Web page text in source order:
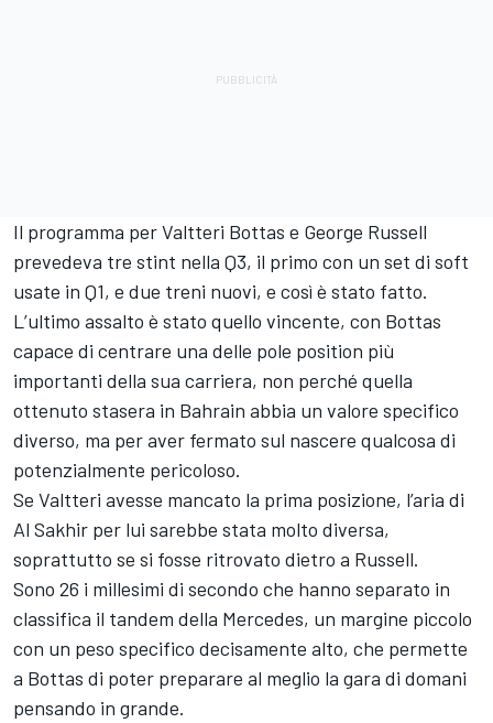
Il programma per Valtteri Bottas e George Russell
prevedeva tre stint nella Q3, il primo con un set di soft
usate in Q1, e due treni nuovi, e così è stato fatto.
L’ultimo assalto è stato quello vincente, con Bottas
capace di centrare una delle pole position più
importanti della sua carriera, non perché quella
ottenuto stasera in Bahrain abbia un valore specifico
diverso, ma per aver fermato sul nascere qualcosa di
potenzialmente pericoloso.
Se Valtteri avesse mancato la prima posizione, l’aria di
Al Sakhir per lui sarebbe stata molto diversa,
soprattutto se si fosse ritrovato dietro a Russell.
Sono 26 i millesimi di secondo che hanno separato in
classifica il tandem della Mercedes, un margine piccolo
con un peso specifico decisamente alto, che permette
a Bottas di poter preparare al meglio la gara di domani
pensando in grande.